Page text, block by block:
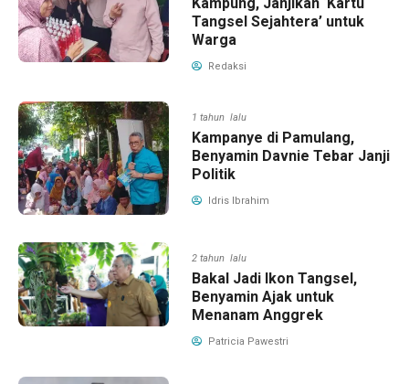
Tangsel Sejahtera’ untuk
Warga
Redaksi
1 tahun lalu
Kampanye di Pamulang,
Benyamin Davnie Tebar Janji
Politik
Idris Ibrahim
2 tahun lalu
Bakal Jadi Ikon Tangsel,
Benyamin Ajak untuk
Menanam Anggrek
Patricia Pawestri